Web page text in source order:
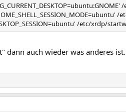
/etc/xrdp/
dann auch wieder was anderes